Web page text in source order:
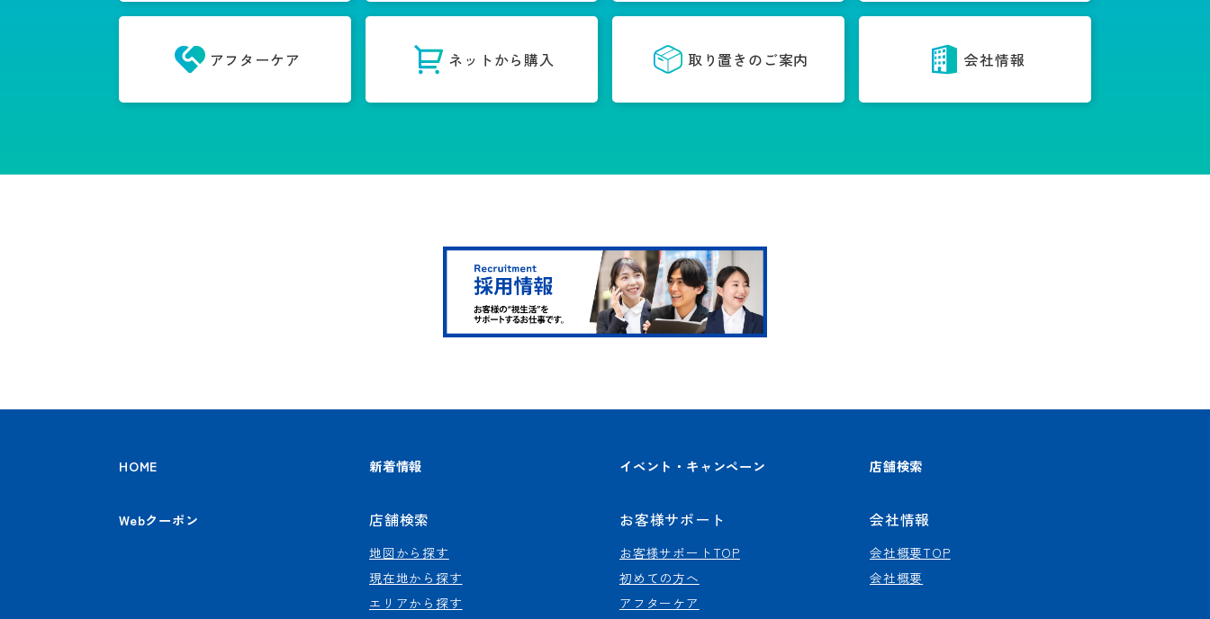
アフターケア ネットから購入 取り置きのご案内 会社情報
HOME 新着情報 イベント・キャンペーン 店舗検索
Webクーポン 店舗検索
地図から探す
現在地から探す
エリアから探す
お客様サポート
お客様サポートTOP
初めての方へ
アフターケア
会社情報
会社概要TOP
会社概要